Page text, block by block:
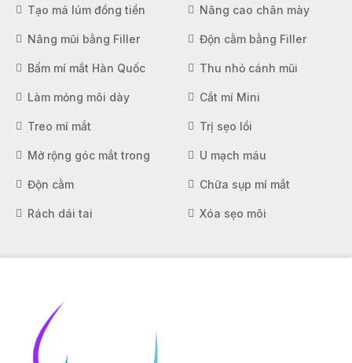
Tạo má lúm đồng tiền Nâng cao chân mày
Nâng mũi bằng Filler Độn cằm bằng Filler
Bấm mí mắt Hàn Quốc Thu nhỏ cánh mũi
Làm mỏng môi dày Cắt mí Mini
Treo mí mắt Trị sẹo lồi
Mở rộng góc mắt trong U mạch máu
Độn cằm Chữa sụp mí mắt
Rách dái tai Xóa sẹo môi